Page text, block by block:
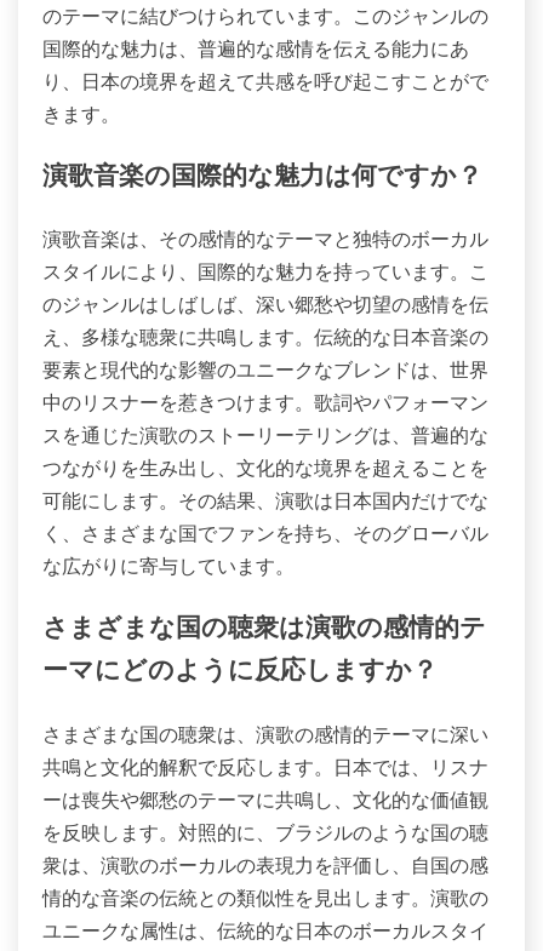
のテーマに結びつけられています。このジャンルの
国際的な魅力は、普遍的な感情を伝える能力にあ
り、日本の境界を超えて共感を呼び起こすことがで
きます。
演歌音楽の国際的な魅力は何ですか？
演歌音楽は、その感情的なテーマと独特のボーカル
スタイルにより、国際的な魅力を持っています。こ
のジャンルはしばしば、深い郷愁や切望の感情を伝
え、多様な聴衆に共鳴します。伝統的な日本音楽の
要素と現代的な影響のユニークなブレンドは、世界
中のリスナーを惹きつけます。歌詞やパフォーマン
スを通じた演歌のストーリーテリングは、普遍的な
つながりを生み出し、文化的な境界を超えることを
可能にします。その結果、演歌は日本国内だけでな
く、さまざまな国でファンを持ち、そのグローバル
な広がりに寄与しています。
さまざまな国の聴衆は演歌の感情的テ
ーマにどのように反応しますか？
さまざまな国の聴衆は、演歌の感情的テーマに深い
共鳴と文化的解釈で反応します。日本では、リスナ
ーは喪失や郷愁のテーマに共鳴し、文化的な価値観
を反映します。対照的に、ブラジルのような国の聴
衆は、演歌のボーカルの表現力を評価し、自国の感
情的な音楽の伝統との類似性を見出します。演歌の
ユニークな属性は、伝統的な日本のボーカルスタイ